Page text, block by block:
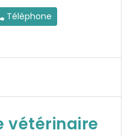
Téléphone
vétérinaire